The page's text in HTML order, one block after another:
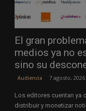
El gran
medios ya no
sino su
Audiencia 7 agosto, 2026
Los editores cuentan ya
distribuir y monetizar